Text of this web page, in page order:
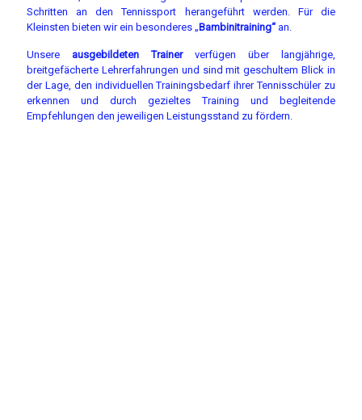
Schritten an den Tennissport herangeführt werden. Für die
Kleinsten bieten wir ein besonderes „Bambinitraining“ an.
Unsere ausgebildeten Trainerverfügen über langjährige,
breitgefächerte Lehrerfahrungen und sind mit geschultem Blick in
der Lage, den individuellen Trainingsbedarf ihrer Tennisschüler zu
erkennen und durch gezieltes Training und begleitende
Empfehlungen den jeweiligen Leistungsstand zu fördern.